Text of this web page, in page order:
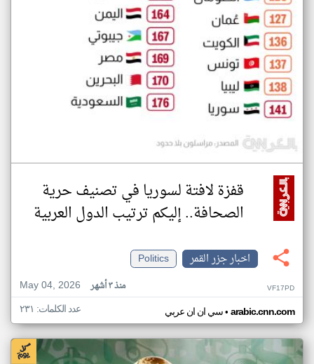
قفزة لافتة لسوريا في تصنيف حرية
الصحافة.. إليكم ترتيب الدول العربية
اخبار جزر القمر
Politics
May 04, 2026
منذ ٣ أشهر VF17PD
سي ان ان عربي• arabic.cnn.com عدد الكلمات: ٢٣١